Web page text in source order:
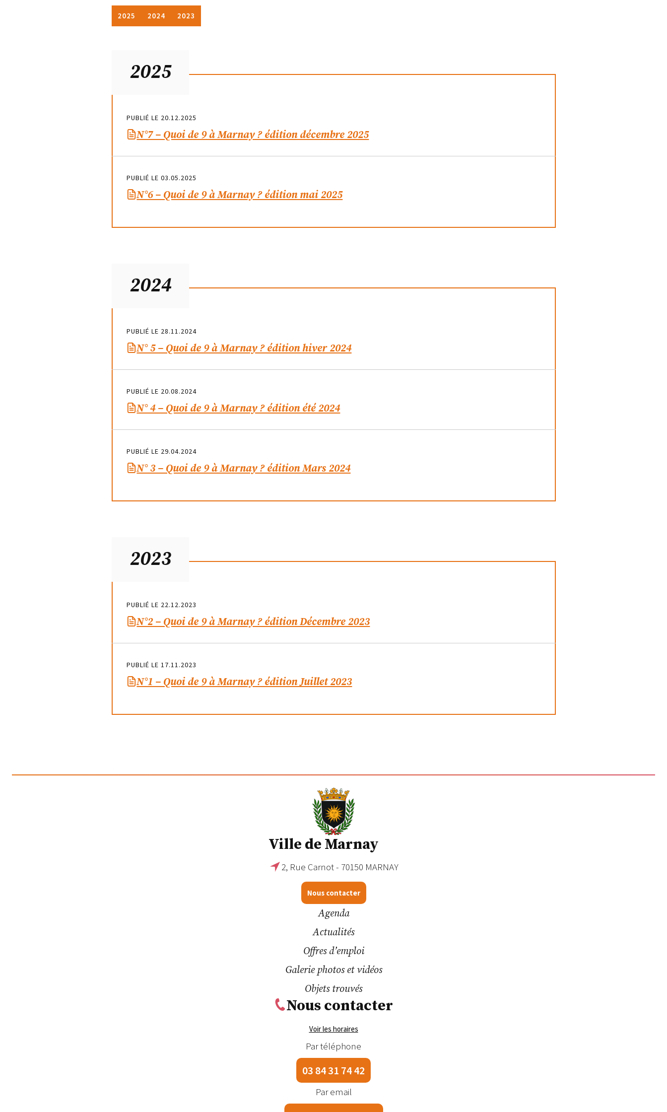
2025 2024 2023
2025
PUBLIÉ LE 20.12.2025
N°7 – Quoi de 9 à Marnay ? édition décembre 2025
PUBLIÉ LE 03.05.2025
N°6 – Quoi de 9 à Marnay ? édition mai 2025
2024
PUBLIÉ LE 28.11.2024
N° 5 – Quoi de 9 à Marnay ? édition hiver 2024
PUBLIÉ LE 20.08.2024
N° 4 – Quoi de 9 à Marnay ? édition été 2024
PUBLIÉ LE 29.04.2024
N° 3 – Quoi de 9 à Marnay ? édition Mars 2024
2023
PUBLIÉ LE 22.12.2023
N°2 – Quoi de 9 à Marnay ? édition Décembre 2023
PUBLIÉ LE 17.11.2023
N°1 – Quoi de 9 à Marnay ? édition Juillet 2023
Ville de Marnay
2, Rue Carnot - 70150 MARNAY
Nous contacter
Agenda
Actualités
Offres d’emploi
Galerie photos et vidéos
Objets trouvés
Nous contacter
Voir les horaires
Par téléphone
03 84 31 74 42
Par email